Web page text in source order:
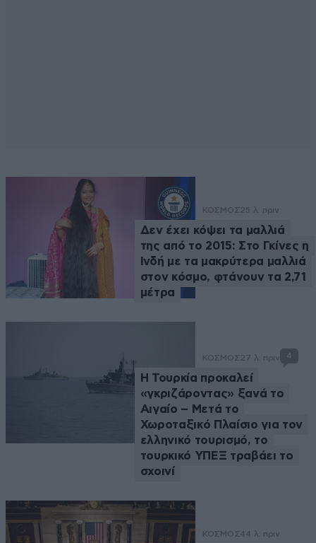
ΚΟΣΜΟΣ25 λ. πριν
Δεν έχει κόψει τα μαλλιά
της από το 2015: Στο Γκίνες η
Ινδή με τα μακρύτερα μαλλιά
στον κόσμο, φτάνουν τα 2,71
μέτρα
ΚΟΣΜΟΣ27 λ. πριν 4
Η Τουρκία προκαλεί
«γκριζάροντας» ξανά το
Αιγαίο – Μετά το
Χωροταξικό Πλαίσιο για τον
ελληνικό τουρισμό, το
τουρκικό ΥΠΕΞ τραβάει το
σχοινί
ΚΟΣΜΟΣ44 λ. πριν